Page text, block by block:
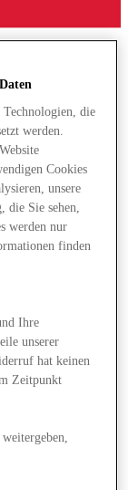
Technologien, die
werden.
Cookies
unsere
die Sie sehen,
werden nur
finden
Ihre
unserer
hat keinen
Zeitpunkt